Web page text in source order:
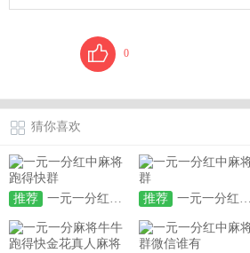
0
猜你喜欢
推荐 一元一分红中麻将跑得快群 推荐 一元一分红中麻将群